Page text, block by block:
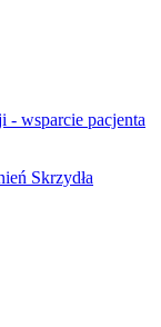
- wsparcie pacjenta
Skrzydła